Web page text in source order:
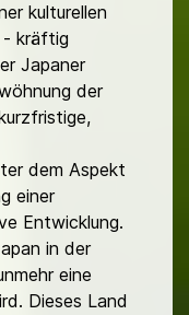
kulturellen
- kräftig
Japaner
der
dem Aspekt
einer
Entwicklung.
in der
eine
Dieses Land